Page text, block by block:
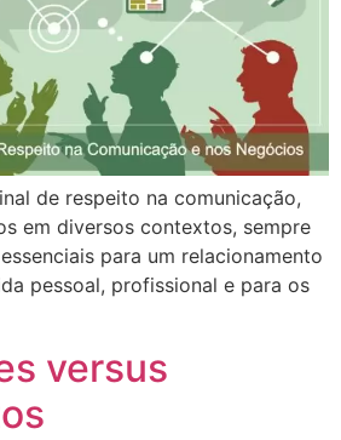
de respeito na comunicação,
em diversos contextos, sempre
para um relacionamento
pessoal, profissional e para os
versus